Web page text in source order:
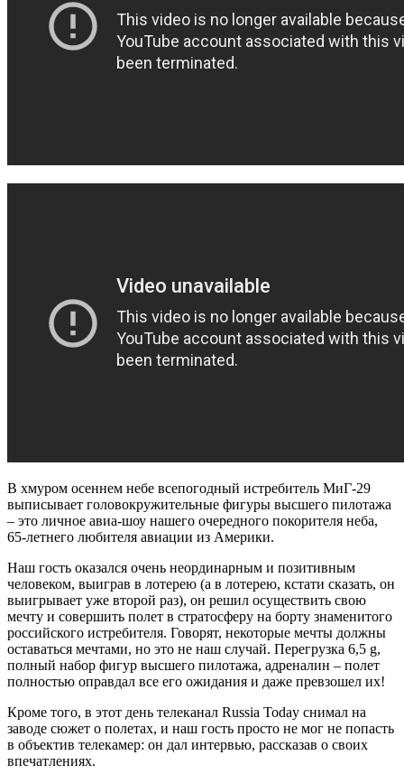
В хмуром осеннем небе всепогодный истребитель МиГ-29
выписывает головокружительные фигуры высшего пилотажа
– это личное авиа-шоу нашего очередного покорителя неба,
65-летнего любителя авиации из Америки.
Наш гость оказался очень неординарным и позитивным
человеком, выиграв в лотерею (а в лотерею, кстати сказать, он
выигрывает уже второй раз), он решил осуществить свою
мечту и совершить полет в стратосферу на борту знаменитого
российского истребителя. Говорят, некоторые мечты должны
оставаться мечтами, но это не наш случай. Перегрузка 6,5 g,
полный набор фигур высшего пилотажа, адреналин – полет
полностью оправдал все его ожидания и даже превзошел их!
Кроме того, в этот день телеканал Russia Today снимал на
заводе сюжет о полетах, и наш гость просто не мог не попасть
в объектив телекамер: он дал интервью, рассказав о своих
впечатлениях.